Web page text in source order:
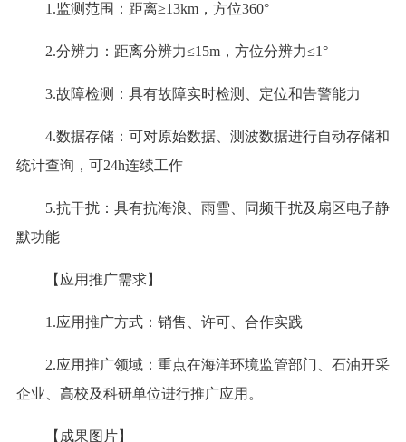
1.监测范围：距离≥13km，方位360°
2.分辨力：距离分辨力≤15m，方位分辨力≤1°
3.故障检测：具有故障实时检测、定位和告警能力
4.数据存储：可对原始数据、测波数据进行自动存储和
统计查询，可24h连续工作
5.抗干扰：具有抗海浪、雨雪、同频干扰及扇区电子静
默功能
【应用推广需求】
1.应用推广方式：销售、许可、合作实践
2.应用推广领域：重点在海洋环境监管部门、石油开采
企业、高校及科研单位进行推广应用。
【成果图片】